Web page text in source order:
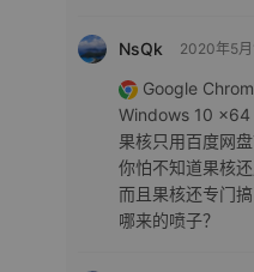
NsQk 2020年5
Google
Windows 10 x64
果核只用百度网盘
你怕不知道果核
而且果核还专门
哪来的喷子？